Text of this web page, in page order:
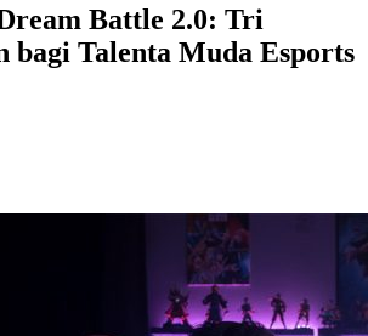
Battle 2.0: Tri
bagi Talenta Muda Esports